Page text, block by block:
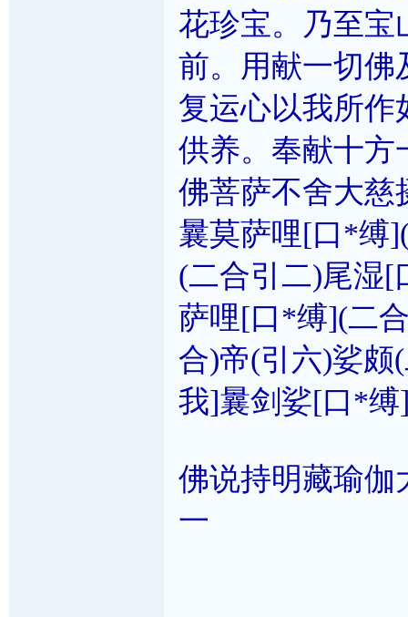
花珍宝。乃至宝
前。用献一切佛
复运心以我所作
供养。奉献十方
佛菩萨不舍大慈
曩莫萨哩[口*缚
(二合引二)尾湿[
萨哩[口*缚](二
合)帝(引六)娑
我]曩剑娑[口*
佛说持明藏瑜伽
一